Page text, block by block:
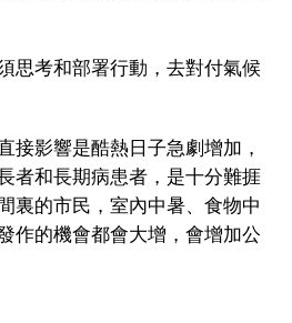
思考和部署行動，去對付氣候
接影響是酷熱日子急劇增加，
者和長期病患者，是十分難捱
裏的市民，室內中暑、食物中
作的機會都會大增，會增加公